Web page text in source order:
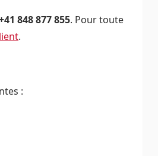
848 877 855. Pour toute
.
: